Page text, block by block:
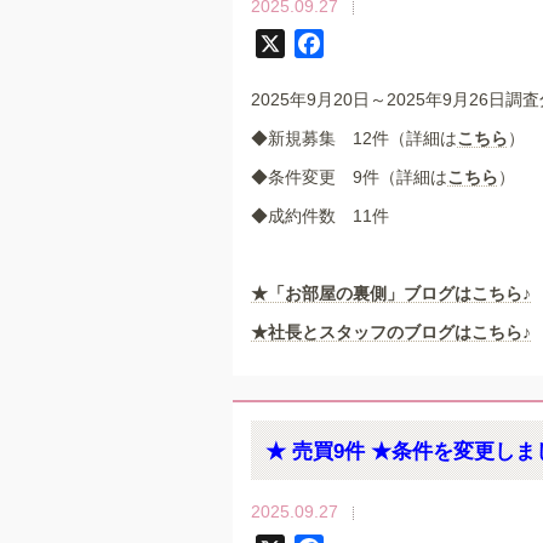
2025.09.27
c
e
o
o
2025年9月20日～2025年9月26日調査
◆新規募集 12件（詳細はこちら）
◆条件変更 9件（詳細はこちら）
◆成約件数 11件
★ 「お部屋の裏側」 ブログはこちら♪
★社長とスタッフのブログはこちら♪
★ 売買9件 ★条件を変更しま
2025.09.27